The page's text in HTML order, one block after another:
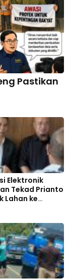
Pastikan
Elektronik
Tekad Prianto
Lahan ke